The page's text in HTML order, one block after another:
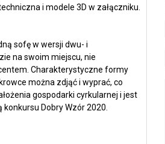
i modele 3D w załączniku.
sofę w wersji dwu- i
na swoim miejscu, nie
Charakterystyczne formy
można zdjąć i wyprać, co
gospodarki cyrkularnej i jest
Dobry Wzór 2020.